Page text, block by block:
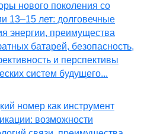
нового поколения со
13–15 лет: долговечные
энергии, преимущества
батарей, безопасность,
и перспективы
систем будущего...
номер как инструмент
возможности